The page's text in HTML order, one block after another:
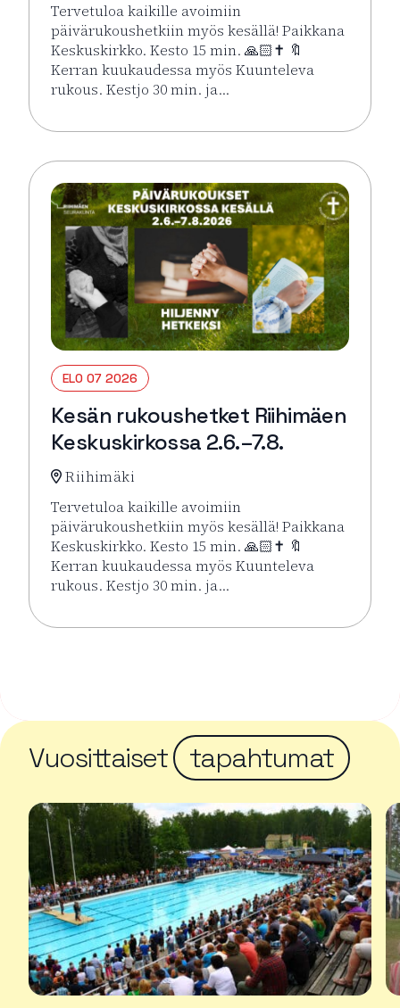
Tervetuloa kaikille avoimiin
päivärukoushetkiin myös kesällä! Paikkana
Keskuskirkko. Kesto 15 min. 🙏🏻✝️ 🔖
Kerran kuukaudessa myös Kuunteleva
rukous. Kestjo 30 min. ja…
Lue lisää tapahtumasta Kesän rukoushetket
ELO 07 2026
Kesän rukoushetket Riihimäen
Keskuskirkossa 2.6.–7.8.
Riihimäki
Tervetuloa kaikille avoimiin
päivärukoushetkiin myös kesällä! Paikkana
Keskuskirkko. Kesto 15 min. 🙏🏻✝️ 🔖
Kerran kuukaudessa myös Kuunteleva
rukous. Kestjo 30 min. ja…
Lue lisää tapahtumasta Kesän rukoushetket
Vuosittaiset tapahtumat